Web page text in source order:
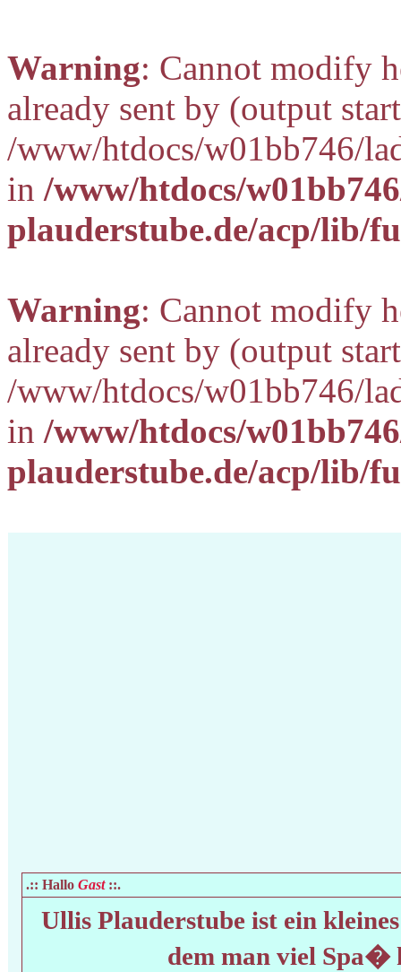
Warning: Cannot modify
already sent by (output
/www/htdocs/w01bb746/
in /www/htdocs/
plauderstube.de/acp/lib/
Warning: Cannot modify
already sent by (output
/www/htdocs/w01bb746/
in /www/htdocs/
plauderstube.de/acp/lib/
.:: Hallo Gast::.
Ullis Plauderstube ist ein
dem man viel Spa�